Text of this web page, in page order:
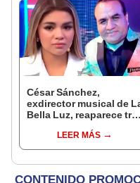
César Sánchez,
exdirector musical de
Bella Luz, reaparece tras
Saldaña con polémico
pedido: "Pido respetar
LEER MÁS